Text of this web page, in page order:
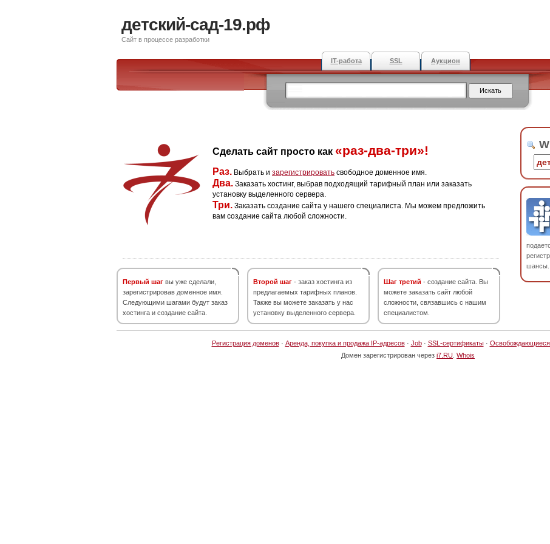
детский-сад-19.рф
Сайт в процессе разработки
IT-работа SSL Аукцион
Сделать сайт просто как «раз-два-три»!
Раз. Выбрать и зарегистрировать свободное доменное имя.
Два. Заказать хостинг, выбрав подходящий тарифный план или заказать
установку выделенного сервера.
Три. Заказать создание сайта у нашего специалиста. Мы можем предложить
вам создание сайта любой сложности.
Первый шаг вы уже сделали,
зарегистрировав доменное имя.
Следующими шагами будут заказ
хостинга и создание сайта.
Второй шаг - заказ хостинга из
предлагаемых тарифных планов.
Также вы можете заказать у нас
установку выделенного сервера.
Шаг третий - создание сайта. Вы
можете заказать сайт любой
сложности, связавшись с нашим
специалистом.
шансы.
Регистрация доменов· Аренда, покупка и продажа IP-адресов· Job· SSL-сертификаты·
Домен зарегистрирован через i7.RU Whois